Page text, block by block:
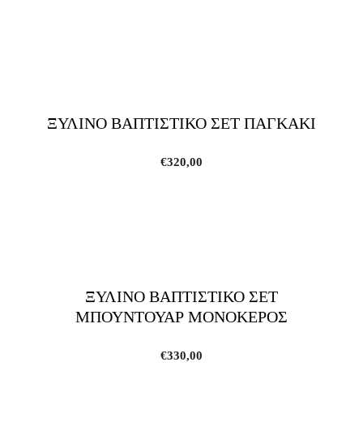
ΞΥΛΙΝΟ ΒΑΠΤΙΣΤΙΚΟ ΣΕΤ ΠΑΓΚΑΚΙ
€320,00
ΞΥΛΙΝΟ ΒΑΠΤΙΣΤΙΚΟ ΣΕΤ
ΜΠΟΥΝΤΟΥΑΡ ΜΟΝΟΚΕΡΟΣ
€330,00